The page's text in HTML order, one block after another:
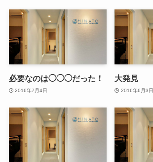
必要なのは◯◯◯だった！
2016年7月4日
大発見
2016年6月3日